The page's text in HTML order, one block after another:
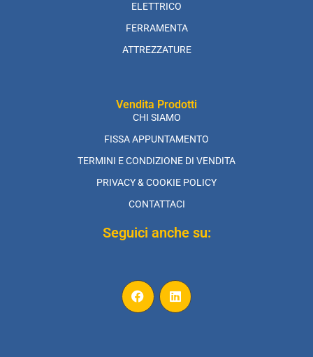
ELETTRICO
FERRAMENTA
ATTREZZATURE
Vendita Prodotti
CHI SIAMO
FISSA APPUNTAMENTO
TERMINI E CONDIZIONE DI VENDITA
PRIVACY & COOKIE POLICY
CONTATTACI
Seguici anche su: